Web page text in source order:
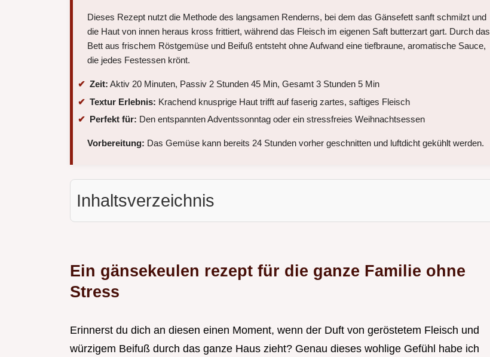
Dieses Rezept nutzt die Methode des langsamen Renderns, bei dem das Gänsefett sanft schmilzt und
die Haut von innen heraus kross frittiert, während das Fleisch im eigenen Saft butterzart gart. Durch das
Bett aus frischem Röstgemüse und Beifuß entsteht ohne Aufwand eine tiefbraune, aromatische Sauce,
die jedes Festessen krönt.
Zeit: Aktiv 20 Minuten, Passiv 2 Stunden 45 Min, Gesamt 3 Stunden 5 Min
Textur Erlebnis: Krachend knusprige Haut trifft auf faserig zartes, saftiges Fleisch
Perfekt für: Den entspannten Adventssonntag oder ein stressfreies Weihnachtsessen
Vorbereitung: Das Gemüse kann bereits 24 Stunden vorher geschnitten und luftdicht gekühlt werden.
Inhaltsverzeichnis
Ein gänsekeulen rezept für die ganze Familie ohne
Stress
Erinnerst du dich an diesen einen Moment, wenn der Duft von geröstetem Fleisch und
würzigem Beifuß durch das ganze Haus zieht? Genau dieses wohlige Gefühl habe ich